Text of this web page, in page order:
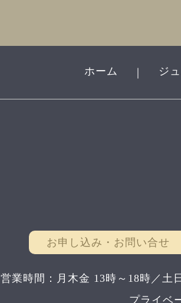
ホーム ジ
お申し込み・お問い合せ
営業時間：月木金 13時～18時／土
プライベ